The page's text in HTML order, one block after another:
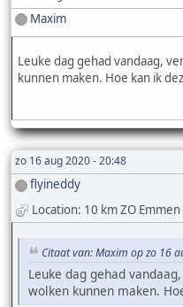
Maxim
Leuke dag gehad vandaag,
kunnen maken. Hoe kan ik
zo 16 aug 2020 - 20:48
flyineddy
Location: 10 km ZO Emmen
Citaat van: Maxim op zo 16
Leuke dag gehad
wolken kunnen maken.